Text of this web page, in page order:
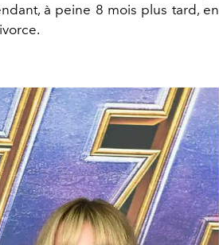
à peine 8 mois plus tard, en